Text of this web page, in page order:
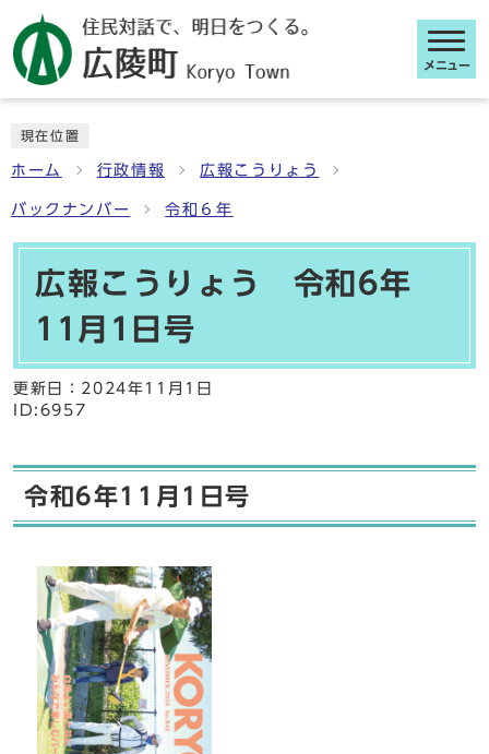
メニュー
現在位置
ホーム 行政情報 広報こうりょう
バックナンバー 令和６年
広報こうりょう 令和6年
11月1日号
更新日： 2024年11月1日
ID:6957
令和6年11月1日号